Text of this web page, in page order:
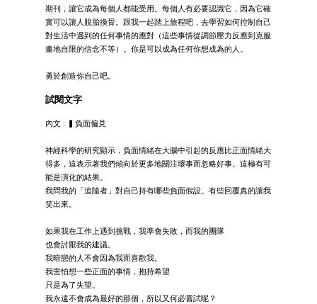
期刊，讓它成為每個人都能受用。每個人有必要認識它，因為它確
實可以讓人脫胎換骨。跟我一起踏上旅程吧，去學習如何控制自己
對生活中遇到的任何事情的應對（這些事情從調節壓力反應到克服
畫地自限的信念不等）。你是可以成為任何你想成為的人。
勇於創造你自己吧。
試閱文字
內文 : ▍負面偏見
神經科學的研究顯示，負面情緒在大腦中引起的反應比正面情緒大
得多，這表示著我們傾向於更多地關注壞事而忽略好事。這極有可
能是演化的結果。
我問我的「追隨者」對自己持有哪些負面假設。有些回覆真的讓我
笑出來。
如果我在工作上遇到挑戰，我準會失敗，而我的團隊
也會討厭我的建議。
我暗戀的人不會因為我而喜歡我。
我害怕想一些正面的事情，抱持希望
只是為了失望。
我永遠不會成為最好的那個，所以又何必嘗試呢？